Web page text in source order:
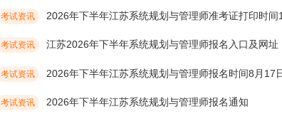
考试资讯
考试资讯 江苏2026年下半年系统规划与管理师报名入口及网址
考试资讯
考试资讯 2026年下半年江苏系统规划与管理师报名通知